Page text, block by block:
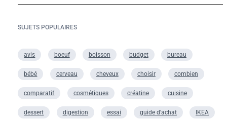
SUJETS POPULAIRES
avis boeuf boisson budget bureau
bébé cerveau cheveux choisir combien
comparatif cosmétiques créatine cuisine
dessert digestion essai guide d'achat IKEA